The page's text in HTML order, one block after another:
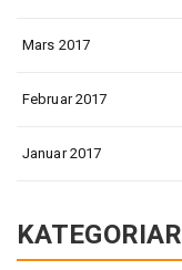
Mars 2017
Februar 2017
Januar 2017
KATEGORIAR